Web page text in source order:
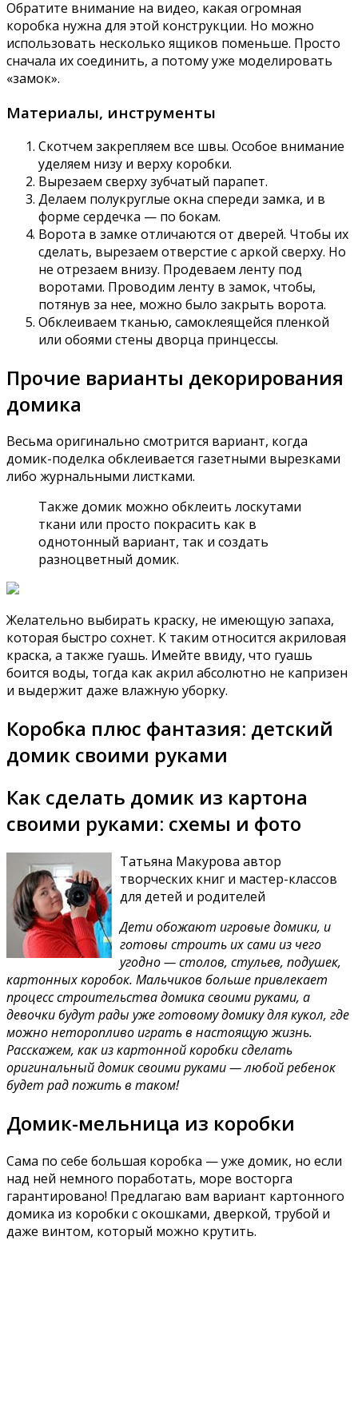
Обратите внимание на видео, какая огромная
коробка нужна для этой конструкции. Но можно
использовать несколько ящиков поменьше. Просто
сначала их соединить, а потому уже моделировать
«замок».
Материалы, инструменты
Скотчем закрепляем все швы. Особое внимание
уделяем низу и верху коробки.
Вырезаем сверху зубчатый парапет.
Делаем полукруглые окна спереди замка, и в
форме сердечка — по бокам.
Ворота в замке отличаются от дверей. Чтобы их
сделать, вырезаем отверстие с аркой сверху. Но
не отрезаем внизу. Продеваем ленту под
воротами. Проводим ленту в замок, чтобы,
потянув за нее, можно было закрыть ворота.
Обклеиваем тканью, самоклеящейся пленкой
или обоями стены дворца принцессы.
Прочие варианты декорирования
домика
Весьма оригинально смотрится вариант, когда
домик-поделка обклеивается газетными вырезками
либо журнальными листками.
Также домик можно обклеить лоскутами
ткани или просто покрасить как в
однотонный вариант, так и создать
разноцветный домик.
Желательно выбирать краску, не имеющую запаха,
которая быстро сохнет. К таким относится акриловая
краска, а также гуашь. Имейте ввиду, что гуашь
боится воды, тогда как акрил абсолютно не капризен
и выдержит даже влажную уборку.
Коробка плюс фантазия: детский
домик своими руками
Как сделать домик из картона
своими руками: схемы и фото
Татьяна Макурова автор
творческих книг и мастер-классов
для детей и родителей
Дети обожают игровые домики, и
готовы строить их сами из чего
угодно — столов, стульев, подушек,
картонных коробок. Мальчиков больше привлекает
процесс строительства домика своими руками, а
девочки будут рады уже готовому домику для кукол, где
можно неторопливо играть в настоящую жизнь.
Расскажем, как из картонной коробки сделать
оригинальный домик своими руками — любой ребенок
будет рад пожить в таком!
Домик-мельница из коробки
Сама по себе большая коробка — уже домик, но если
над ней немного поработать, море восторга
гарантировано! Предлагаю вам вариант картонного
домика из коробки с окошками, дверкой, трубой и
даже винтом, который можно крутить.